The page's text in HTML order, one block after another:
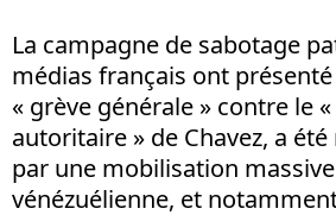
La campagne de sabotage
médias français ont
« grève générale » contre le
autoritaire » de Chavez, a
par une mobilisation
vénézuélienne, et